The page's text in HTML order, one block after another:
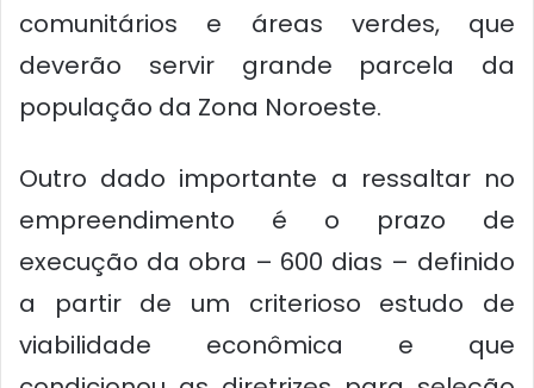
comunitários e áreas verdes, que
deverão servir grande parcela da
população da Zona Noroeste.
Outro dado importante a ressaltar no
empreendimento é o prazo de
execução da obra – 600 dias – definido
a partir de um criterioso estudo de
viabilidade econômica e que